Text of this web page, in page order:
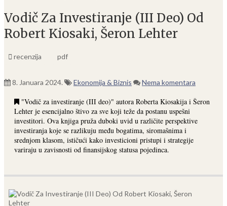
Vodič Za Investiranje (III Deo) Od
Robert Kiosaki, Šeron Lehter
recenzija pdf
8. Januara 2024. Ekonomija & Biznis Nema komentara
"Vodič za investiranje (III deo)" autora Roberta Kiosakija i Šeron
Lehter je esencijalno štivo za sve koji teže da postanu uspešni
investitori. Ova knjiga pruža duboki uvid u različite perspektive
investiranja koje se razlikuju među bogatima, siromašnima i
srednjom klasom, ističući kako investicioni pristupi i strategije
variraju u zavisnosti od finansijskog statusa pojedinca.